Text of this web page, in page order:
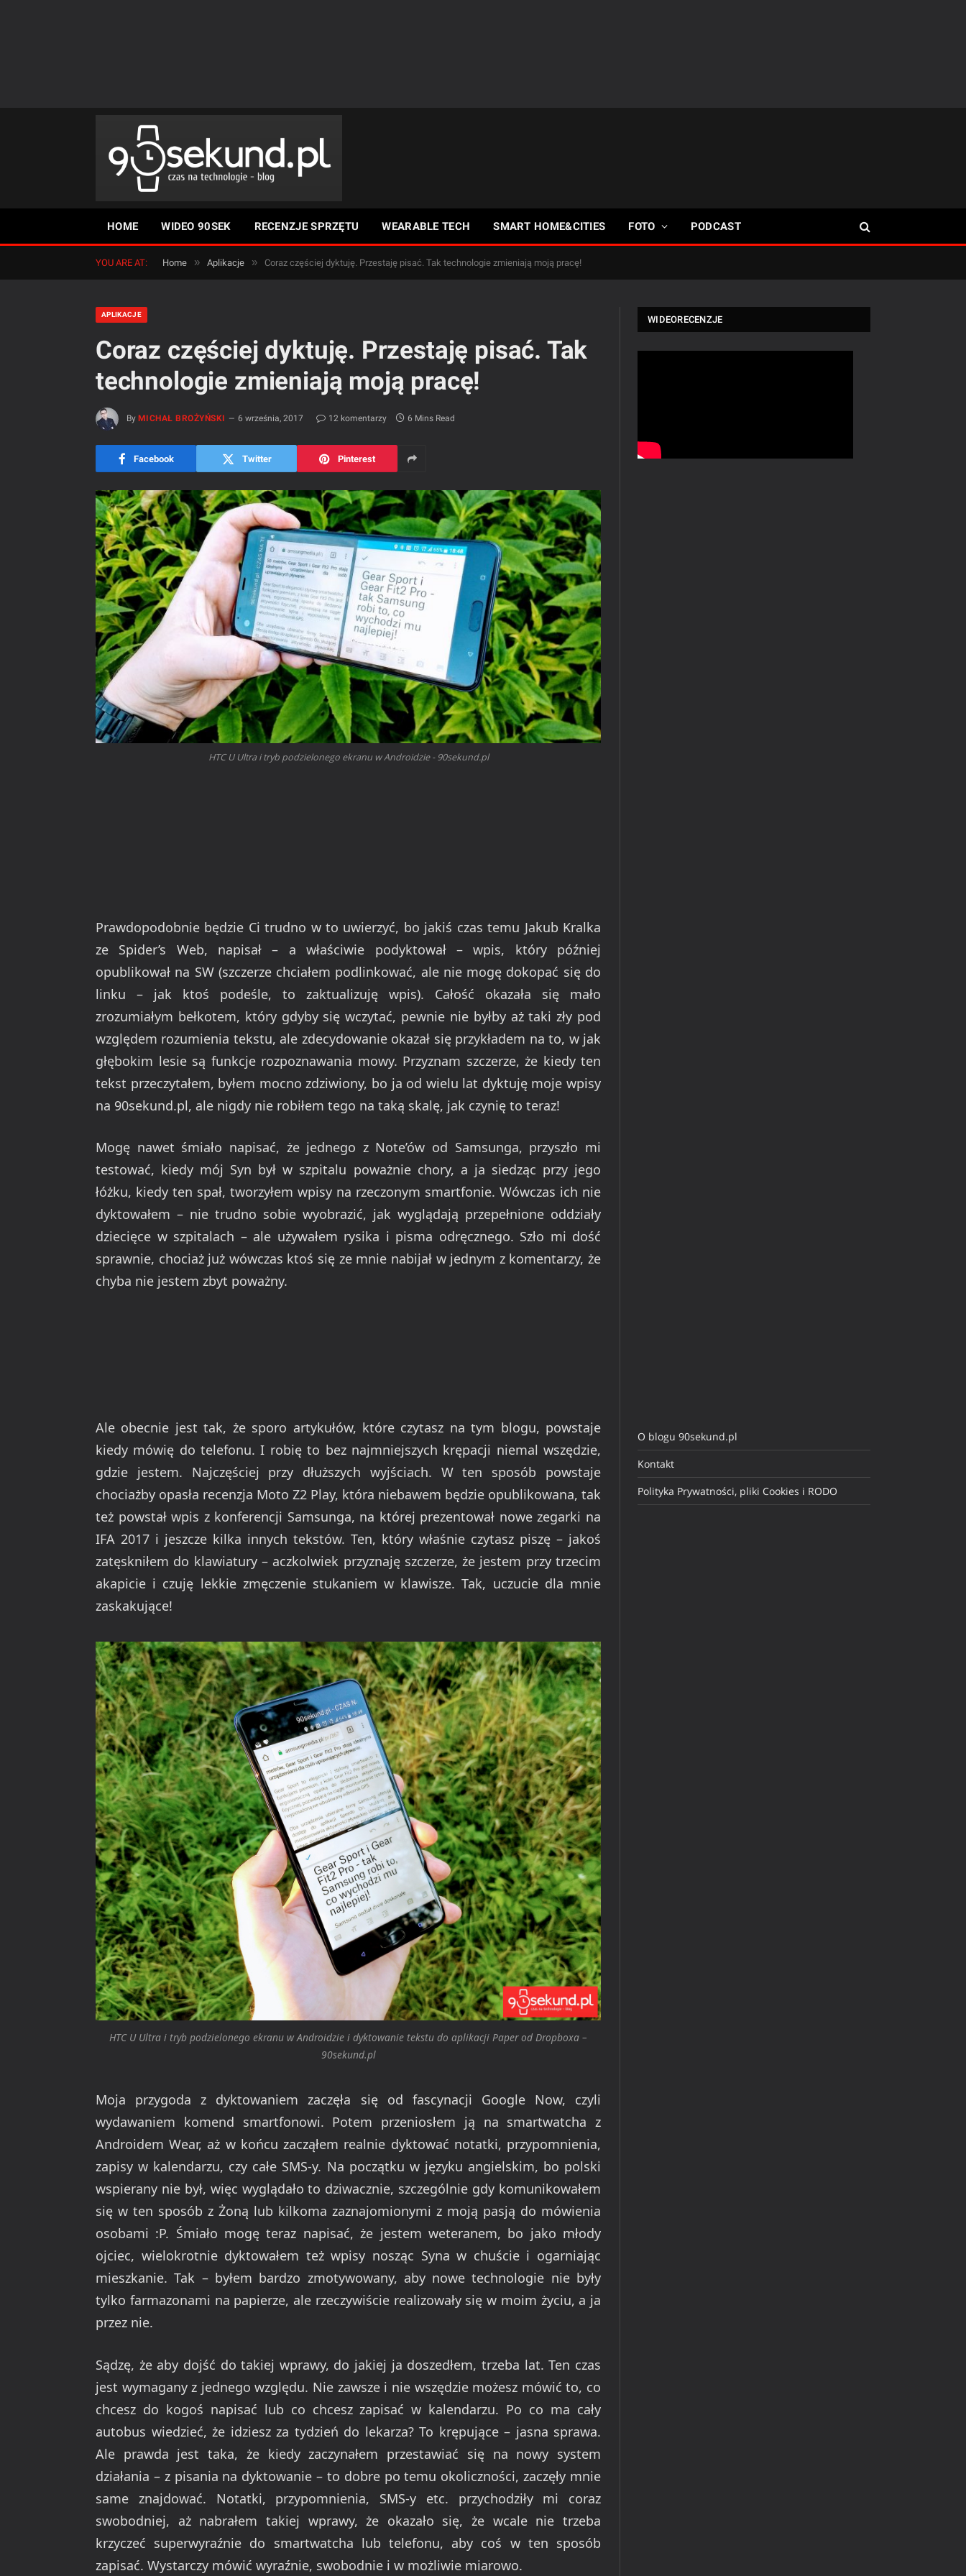
HOME WIDEO 90SEK RECENZJE SPRZĘTU WEARABLE TECH SMART HOME&CITIES FOTO PODCAST
YOU ARE AT: Home » Aplikacje » Coraz częściej dyktuję. Przestaję pisać. Tak technologie zmieniają moją pracę!
APLIKACJE
Coraz częściej dyktuję. Przestaję pisać. Tak
technologie zmieniają moją pracę!
By MICHAŁ BROŻYŃSKI 6 września, 2017 12 komentarzy 6 Mins Read
Facebook Twitter Pinterest
HTC U Ultra i tryb podzielonego ekranu w Androidzie - 90sekund.pl
Prawdopodobnie będzie Ci trudno w to uwierzyć, bo jakiś czas temu Jakub Kralka
ze Spider’s Web, napisał – a właściwie podyktował – wpis, który później
opublikował na SW (szczerze chciałem podlinkować, ale nie mogę dokopać się do
linku – jak ktoś podeśle, to zaktualizuję wpis). Całość okazała się mało
zrozumiałym bełkotem, który gdyby się wczytać, pewnie nie byłby aż taki zły pod
względem rozumienia tekstu, ale zdecydowanie okazał się przykładem na to, w jak
głębokim lesie są funkcje rozpoznawania mowy. Przyznam szczerze, że kiedy ten
tekst przeczytałem, byłem mocno zdziwiony, bo ja od wielu lat dyktuję moje wpisy
na 90sekund.pl, ale nigdy nie robiłem tego na taką skalę, jak czynię to teraz!
Mogę nawet śmiało napisać, że jednego z Note’ów od Samsunga, przyszło mi
testować, kiedy mój Syn był w szpitalu poważnie chory, a ja siedząc przy jego
łóżku, kiedy ten spał, tworzyłem wpisy na rzeczonym smartfonie. Wówczas ich nie
dyktowałem – nie trudno sobie wyobrazić, jak wyglądają przepełnione oddziały
dziecięce w szpitalach – ale używałem rysika i pisma odręcznego. Szło mi dość
sprawnie, chociaż już wówczas ktoś się ze mnie nabijał w jednym z komentarzy, że
chyba nie jestem zbyt poważny.
Ale obecnie jest tak, że sporo artykułów, które czytasz na tym blogu, powstaje
kiedy mówię do telefonu. I robię to bez najmniejszych krępacji niemal wszędzie,
gdzie jestem. Najczęściej przy dłuższych wyjściach. W ten sposób powstaje
chociażby opasła recenzja Moto Z2 Play, która niebawem będzie opublikowana, tak
też powstał wpis z konferencji Samsunga, na której prezentował nowe zegarki na
IFA 2017 i jeszcze kilka innych tekstów. Ten, który właśnie czytasz piszę – jakoś
zatęskniłem do klawiatury – aczkolwiek przyznaję szczerze, że jestem przy trzecim
akapicie i czuję lekkie zmęczenie stukaniem w klawisze. Tak, uczucie dla mnie
zaskakujące!
HTC U Ultra i tryb podzielonego ekranu w Androidzie i dyktowanie tekstu do aplikacji Paper od Dropboxa –
90sekund.pl
Moja przygoda z dyktowaniem zaczęła się od fascynacji Google Now, czyli
wydawaniem komend smartfonowi. Potem przeniosłem ją na smartwatcha z
Androidem Wear, aż w końcu zacząłem realnie dyktować notatki, przypomnienia,
zapisy w kalendarzu, czy całe SMS-y. Na początku w języku angielskim, bo polski
wspierany nie był, więc wyglądało to dziwacznie, szczególnie gdy komunikowałem
się w ten sposób z Żoną lub kilkoma zaznajomionymi z moją pasją do mówienia
osobami :P. Śmiało mogę teraz napisać, że jestem weteranem, bo jako młody
ojciec, wielokrotnie dyktowałem też wpisy nosząc Syna w chuście i ogarniając
mieszkanie. Tak – byłem bardzo zmotywowany, aby nowe technologie nie były
tylko farmazonami na papierze, ale rzeczywiście realizowały się w moim życiu, a ja
przez nie.
Sądzę, że aby dojść do takiej wprawy, do jakiej ja doszedłem, trzeba lat. Ten czas
jest wymagany z jednego względu. Nie zawsze i nie wszędzie możesz mówić to, co
chcesz do kogoś napisać lub co chcesz zapisać w kalendarzu. Po co ma cały
autobus wiedzieć, że idziesz za tydzień do lekarza? To krępujące – jasna sprawa.
Ale prawda jest taka, że kiedy zaczynałem przestawiać się na nowy system
działania – z pisania na dyktowanie – to dobre po temu okoliczności, zaczęły mnie
same znajdować. Notatki, przypomnienia, SMS-y etc. przychodziły mi coraz
swobodniej, aż nabrałem takiej wprawy, że okazało się, że wcale nie trzeba
krzyczeć superwyraźnie do smartwatcha lub telefonu, aby coś w ten sposób
zapisać. Wystarczy mówić wyraźnie, swobodnie i w możliwie miarowo.
WIDEORECENZJE
O blogu 90sekund.pl
Kontakt
Polityka Prywatności, pliki Cookies i RODO